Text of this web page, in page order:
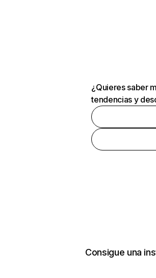
¿Quieres saber
tendencias y
Consigue una